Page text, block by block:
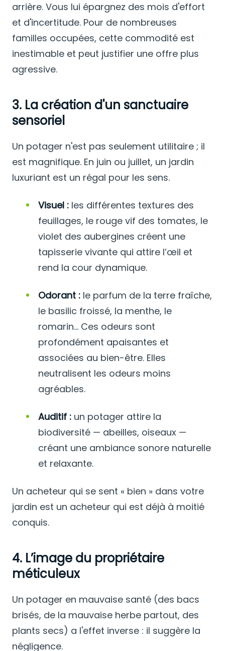
arrière. Vous lui épargnez des mois d'effort
et d'incertitude. Pour de nombreuses
familles occupées, cette commodité est
inestimable et peut justifier une offre plus
agressive.
3. La création d'un sanctuaire
sensoriel
Un potager n'est pas seulement utilitaire ; il
est magnifique. En juin ou juillet, un jardin
luxuriant est un régal pour les sens.
Visuel : les différentes textures des
feuillages, le rouge vif des tomates, le
violet des aubergines créent une
tapisserie vivante qui attire l’œil et
rend la cour dynamique.
Odorant : le parfum de la terre fraîche,
le basilic froissé, la menthe, le
romarin... Ces odeurs sont
profondément apaisantes et
associées au bien-être. Elles
neutralisent les odeurs moins
agréables.
Auditif : un potager attire la
biodiversité — abeilles, oiseaux —
créant une ambiance sonore naturelle
et relaxante.
Un acheteur qui se sent « bien » dans votre
jardin est un acheteur qui est déjà à moitié
conquis.
4. L’image du propriétaire
méticuleux
Un potager en mauvaise santé (des bacs
brisés, de la mauvaise herbe partout, des
plants secs) a l'effet inverse : il suggère la
négligence.